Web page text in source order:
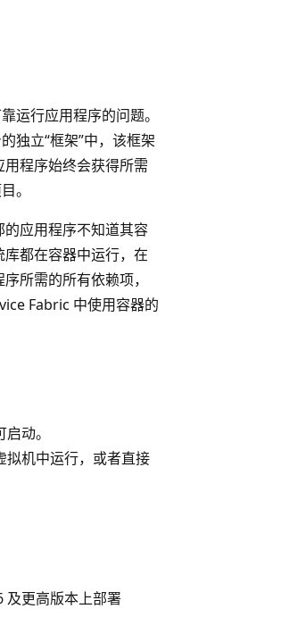
运行应用程序的问题。
独立“框架”中，该框架
程序始终会获得所需
。
应用程序不知道其容
都在容器中运行，在
所需的所有依赖项，
Fabric 中使用容器的
动。
拟机中运行，或者直接
更高版本上部署